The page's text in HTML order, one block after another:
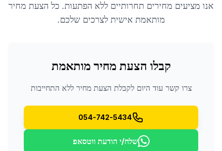
אנו מציעים מחירים תחרותיים ללא הפתעות. כל הצעת מחיר
מותאמת אישית לצרכים שלכם.
קבלו הצעת מחיר מותאמת
צרו קשר עוד היום לקבלת הצעת מחיר ללא התחייבות
054-742-5434
שלח/י הודעת ווטסאפ